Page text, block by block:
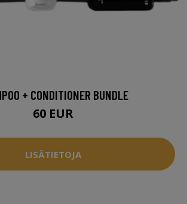
+ CONDITIONER BUNDLE
60 EUR
LISÄTIETOJA